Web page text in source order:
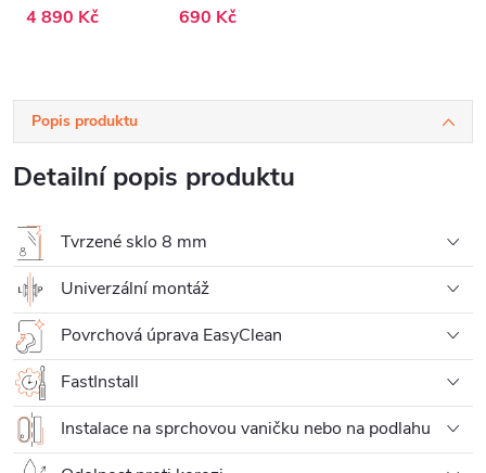
4 890 Kč 690 Kč
Popis produktu
Detailní popis produktu
Tvrzené sklo 8 mm
Univerzální montáž
Povrchová úprava EasyClean
FastInstall
Instalace na sprchovou vaničku nebo na podlahu